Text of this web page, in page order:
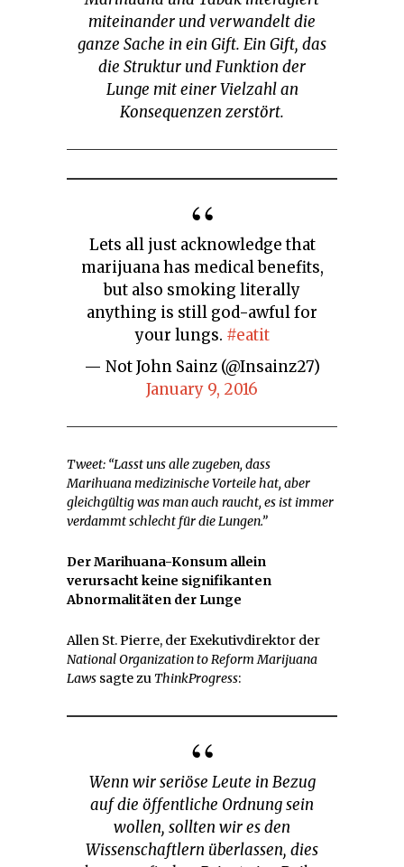
miteinander und verwandelt die
ganze Sache in ein Gift. Ein Gift, das
die Struktur und Funktion der
Lunge mit einer Vielzahl an
Konsequenzen zerstört.
Lets all just acknowledge that
marijuana has medical benefits,
but also smoking literally
anything is still god-awful for
your lungs. #eatit
— Not John Sainz (@Insainz27)
January 9, 2016
Tweet: “Lasst uns alle zugeben, dass
Marihuana medizinische Vorteile hat, aber
gleichgültig was man auch raucht, es ist immer
verdammt schlecht für die Lungen.”
Der Marihuana-Konsum allein
verursacht keine signifikanten
Abnormalitäten der Lunge
Allen St. Pierre, der Exekutivdirektor der
National Organization to Reform Marijuana
Laws sagte zu ThinkProgress:
Wenn wir seriöse Leute in Bezug
auf die öffentliche Ordnung sein
wollen, sollten wir es den
Wissenschaftlern überlassen, dies